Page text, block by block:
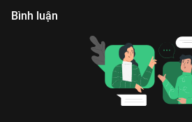
Bình luận